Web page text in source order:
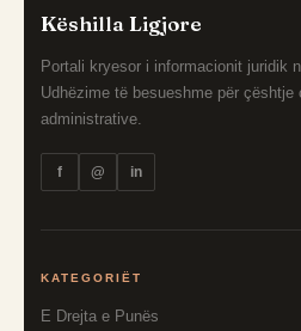
Këshilla Ligjore
Portali kryesor i informacionit juridik
Udhëzime të besueshme për
administrative.
f @ in
KATEGORIËT
E Drejta e Punës